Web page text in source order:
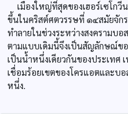
เมืองใหญ่ที่สุดของเฮอร์เซโกวี
ขึ้นในคริสต์ศตวรรษที่ ๑๔สมัยจัก
ทำลายในช่วงระหว่างสงครามบ
ตามแบบเดิมนี้จึงเป็นสัญลักษณ์ข
เป็นน้ำหนึ่งเดียวกันของประเทศ
เชื่อมร้อยเขตของโครแอตและบอ
หนึ่ง.